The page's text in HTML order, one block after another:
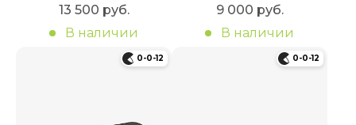
13 500 руб.
В наличии
9 000 руб.
В наличии
0-0-12 0-0-12